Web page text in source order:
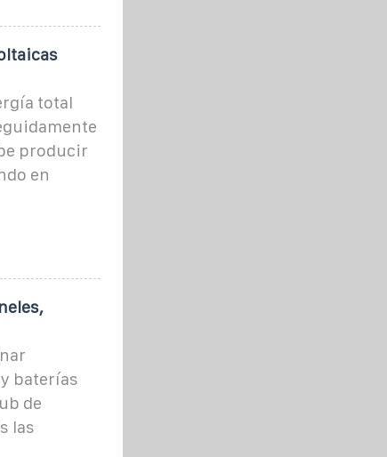
total
producir
en
baterías
de
las